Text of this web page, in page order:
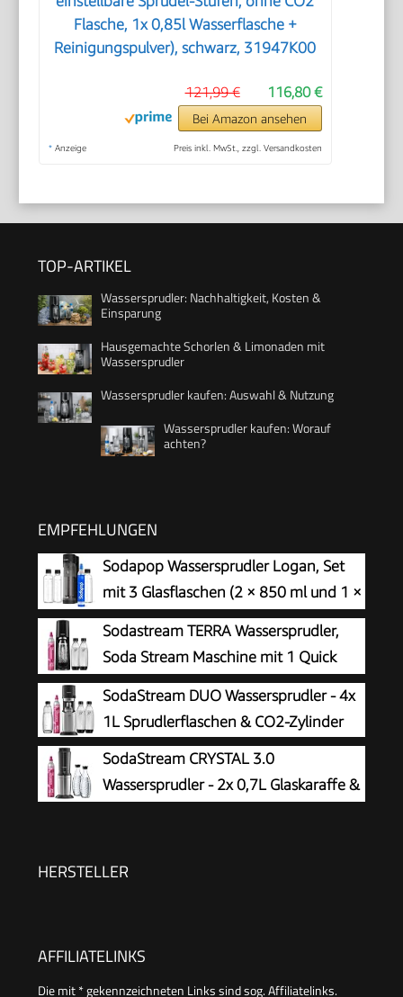
Flasche, 1x 0,85l Wasserflasche +
Reinigungspulver), schwarz, 31947K00
116,80 €
121,99 €
Bei Amazon ansehen
* Anzeige Preis inkl. MwSt., zzgl. Versandkosten
TOP-ARTIKEL
Wassersprudler: Nachhaltigkeit, Kosten &
Einsparung
Hausgemachte Schorlen & Limonaden mit
Wassersprudler
Wassersprudler kaufen: Auswahl & Nutzung
Wassersprudler kaufen: Worauf
achten?
EMPFEHLUNGEN
Sodapop Wassersprudler Logan, Set
mit 3 Glasflaschen (2 × 850 ml und 1 ×
600 ml) und 1 CO₂-Zylinder, Matt
Schwarz, Höhe 42,6 cm
Sodastream TERRA Wassersprudler,
Soda Stream Maschine mit 1 Quick
Connect 60L CO2-Zylinder, 2x 1L und
3x 1L spülmaschinengeeignete Kunststoff-
Sprudlerflaschen, Höhe 44 cm, Schwarz
SodaStream DUO Wassersprudler - 4x
1L Sprudlerflaschen & CO2-Zylinder
SodaStream CRYSTAL 3.0
Wassersprudler - 2x 0,7L Glaskaraffe &
HERSTELLER
AFFILIATELINKS
Die mit * gekennzeichneten Links sind sog. Affiliatelinks.